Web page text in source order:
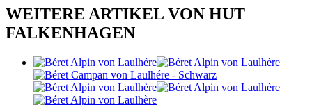
WEITERE ARTIKEL VON HUT
FALKENHAGEN